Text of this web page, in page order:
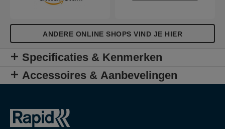
ANDERE ONLINE SHOPS VIND JE HIER
Specificaties & Kenmerken
Accessoires & Aanbevelingen